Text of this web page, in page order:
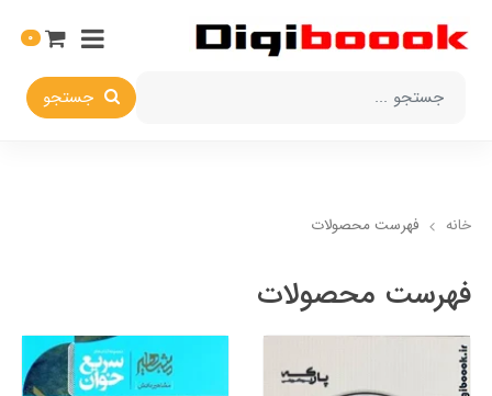
جستجو
0
خانه فهرست محصولات
فهرست محصولات